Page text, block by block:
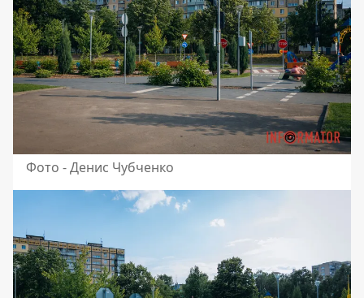
Фото - Денис Чубченко